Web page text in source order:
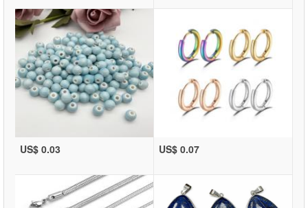
US$ 0.03 US$ 0.07